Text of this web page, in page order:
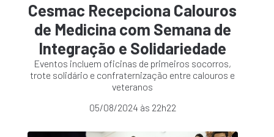
Cesmac Recepciona Calouros
de Medicina com Semana de
Integração e Solidariedade
Eventos incluem oficinas de primeiros socorros,
trote solidário e confraternização entre calouros e
veteranos
05/08/2024 às 22h22